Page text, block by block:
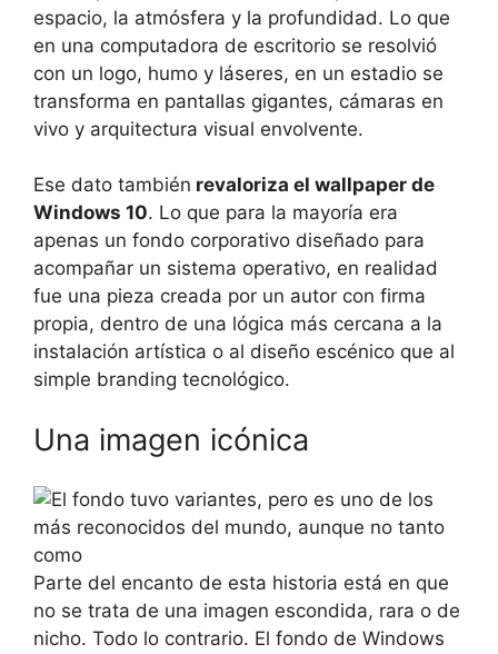
espacio, la atmósfera y la profundidad. Lo que
en una computadora de escritorio se resolvió
con un logo, humo y láseres, en un estadio se
transforma en pantallas gigantes, cámaras en
vivo y arquitectura visual envolvente.
Ese dato también revaloriza el wallpaper de
Windows 10. Lo que para la mayoría era
apenas un fondo corporativo diseñado para
acompañar un sistema operativo, en realidad
fue una pieza creada por un autor con firma
propia, dentro de una lógica más cercana a la
instalación artística o al diseño escénico que al
simple branding tecnológico.
Una imagen icónica
Parte del encanto de esta historia está en que
no se trata de una imagen escondida, rara o de
nicho. Todo lo contrario. El fondo de Windows